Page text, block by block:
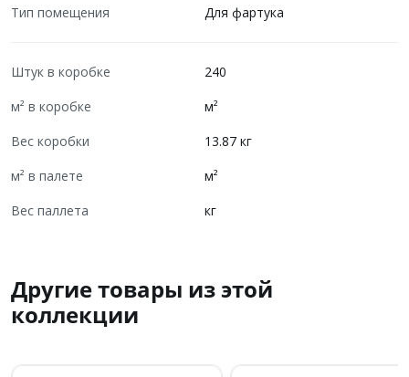
Тип помещения
Для фартука
Штук в коробке
240
м² в коробке
м²
Вес коробки
13.87 кг
м² в палете
м²
Вес паллета
кг
Другие товары из этой
коллекции